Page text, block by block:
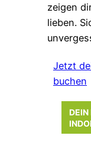
zeigen
lieben.
Jetzt
buchen
DEIN